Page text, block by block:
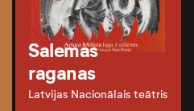
Salemas
raganas
Latvijas Nacionālais teātris